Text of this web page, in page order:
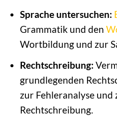
Sprache untersuchen:
Grammatik und den
Wortbildung und zur
Rechtschreibung:
grundlegenden
zur Fehleranalyse
Rechtschreibung.